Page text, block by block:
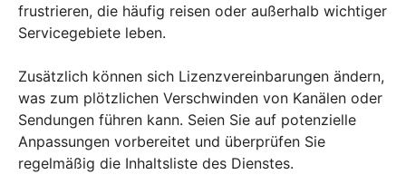
frustrieren, die häufig reisen oder außerhalb wichtiger
Servicegebiete leben.
Zusätzlich können sich Lizenzvereinbarungen ändern,
was zum plötzlichen Verschwinden von Kanälen oder
Sendungen führen kann. Seien Sie auf potenzielle
Anpassungen vorbereitet und überprüfen Sie
regelmäßig die Inhaltsliste des Dienstes.